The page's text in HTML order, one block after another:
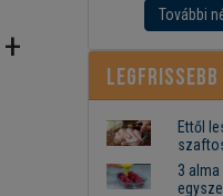
További
Legfrissebb
Ettől
sörös
3